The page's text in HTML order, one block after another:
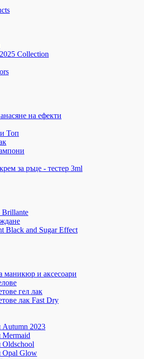
Collection
на ефекти
Топ
за ръце - тестер 3ml
Brillante
Black and Sugar Effect
маникюр и аксесоари
гел лак
лак Fast Dry
Autumn 2023
Mermaid
Oldschool
Opal Glow